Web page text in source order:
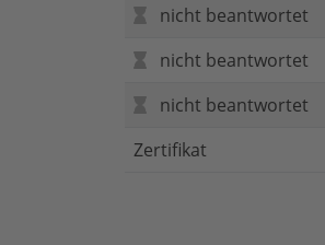
nicht beantwortet
nicht beantwortet
nicht beantwortet
Zertifikat